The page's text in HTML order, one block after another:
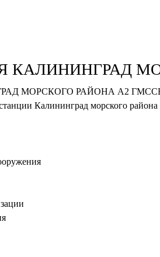
КАЛИНИНГРАД
Калининград морского